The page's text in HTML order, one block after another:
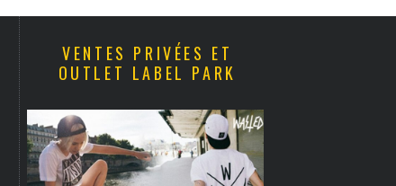
VENTES PRIVÉES ET
OUTLET LABEL PARK